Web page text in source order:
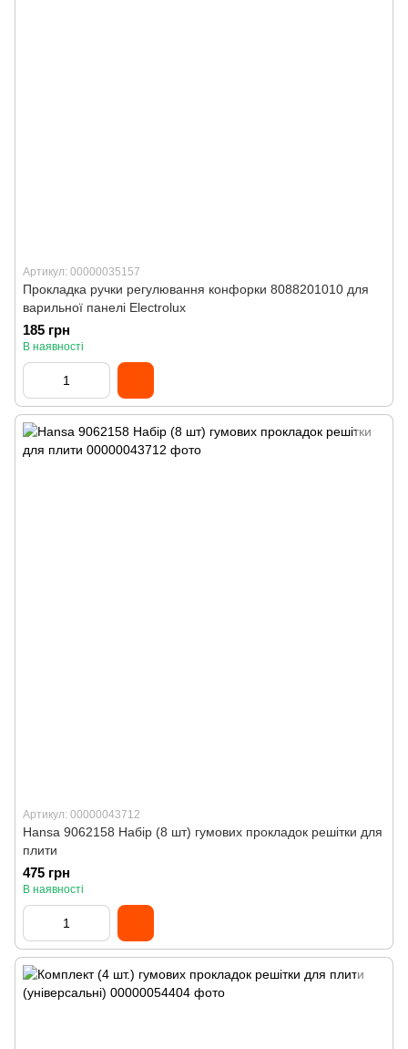
Артикул: 00000035157
Прокладка ручки регулювання конфорки 8088201010 для
варильної панелі Electrolux
185 грн
В наявності
Артикул: 00000043712
Hansa 9062158 Набір (8 шт) гумових прокладок решітки для
плити
475 грн
В наявності